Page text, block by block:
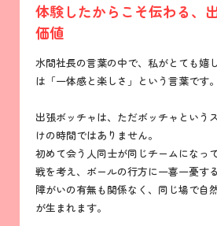
体験したからこそ伝わる、
価値
水間社長の言葉の中で、私がとても嬉
は「一体感と楽しさ」という言葉です。
出張ボッチャは、ただボッチャという
けの時間ではありません。
初めて会う人同士が同じチームになっ
戦を考え、ボールの行方に一喜一憂す
障がいの有無も関係なく、同じ場で自
が生まれます。